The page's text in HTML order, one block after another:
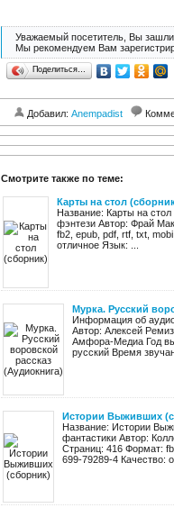
Уважаемый посетитель, Вы зашли
Мы рекомендуем Вам
Поделиться…
Добавил: Anempadist
Смотрите также по теме:
Карты на стол
Название: Карты на
фэнтези Автор: Фрай
fb2, epub, pdf, rtf, txt,
отличное Язык: ...
Мурка. Русский
Информация об
Автор: Алексей
Амфора-Медиа Год
русский Время
Истории Выживших
Название: Истории
фантастики Автор:
Страниц: 416 Формат:
699-79289-4 Качество: